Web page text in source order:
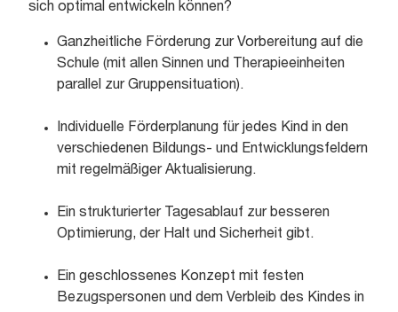
sich optimal entwickeln können?
Ganzheitliche Förderung zur Vorbereitung auf die
Schule (mit allen Sinnen und Therapieeinheiten
parallel zur Gruppensituation).
Individuelle Förderplanung für jedes Kind in den
verschiedenen Bildungs- und Entwicklungsfeldern
mit regelmäßiger Aktualisierung.
Ein strukturierter Tagesablauf zur besseren
Optimierung, der Halt und Sicherheit gibt.
Ein geschlossenes Konzept mit festen
Bezugspersonen und dem Verbleib des Kindes in